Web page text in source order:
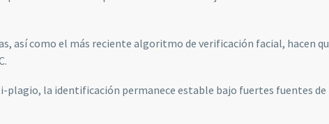
así como el más reciente algoritmo de verificación facial, hacen
la identificación permanece estable bajo fuertes fuentes de
funcionalidad
y estructura
se usa la web.